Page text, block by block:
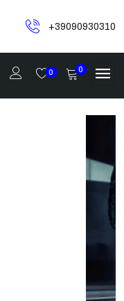
+39090930310
0 0